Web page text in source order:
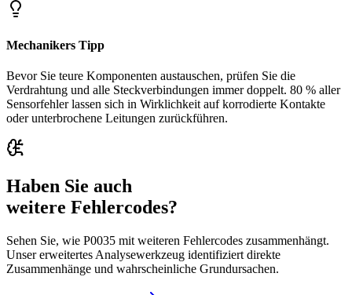
Mechanikers Tipp
Bevor Sie teure Komponenten austauschen, prüfen Sie die
Verdrahtung und alle Steckverbindungen immer doppelt. 80 % aller
Sensorfehler lassen sich in Wirklichkeit auf korrodierte Kontakte
oder unterbrochene Leitungen zurückführen.
Haben Sie auch
weitere Fehlercodes?
Sehen Sie, wie P0035 mit weiteren Fehlercodes zusammenhängt.
Unser erweitertes Analysewerkzeug identifiziert direkte
Zusammenhänge und wahrscheinliche Grundursachen.